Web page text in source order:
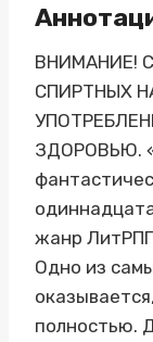
ВНИМАНИЕ!
СПИРТНЫХ
ЗДОРОВЬЮ.
жанр
Одно из
полностью.